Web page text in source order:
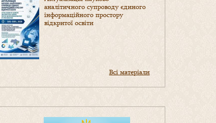
аналітичного супроводу єдиного
інформаційного простору
відкритої освіти
Всі матеріали